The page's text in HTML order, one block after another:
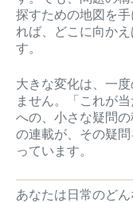
探すための地図を
れば、どこに向か
す。
大きな変化は、一
ません。「これが
への、小さな疑問
の連載が、その疑
っています。
あなたは日常のど